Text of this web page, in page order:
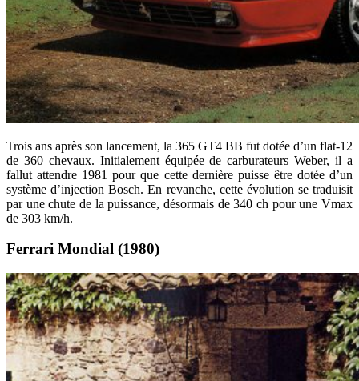
Trois ans après son lancement, la 365 GT4 BB fut dotée d’un flat-12
de 360 chevaux. Initialement équipée de carburateurs Weber, il a
fallut attendre 1981 pour que cette dernière puisse être dotée d’un
système d’injection Bosch. En revanche, cette évolution se traduisit
par une chute de la puissance, désormais de 340 ch pour une Vmax
de 303 km/h.
Ferrari Mondial (1980)